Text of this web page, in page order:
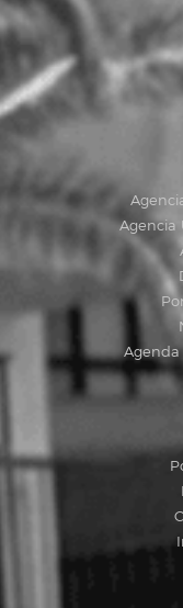
Agencia
Agenda